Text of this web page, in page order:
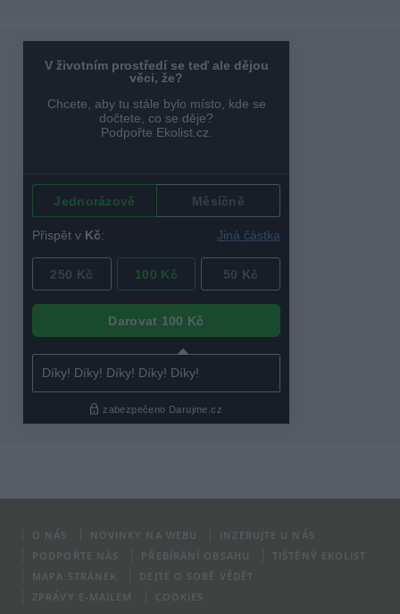
O NÁS NOVINKY NA WEBU
INZERUJTE U NÁS
PODPOŘTE NÁS
PŘEBÍRÁNÍ OBSAHU
TIŠTĚNÝ EKOLIST
MAPA STRÁNEK
DEJTE O SOBĚ VĚDĚT
ZPRÁVY E-MAILEM
COOKIES